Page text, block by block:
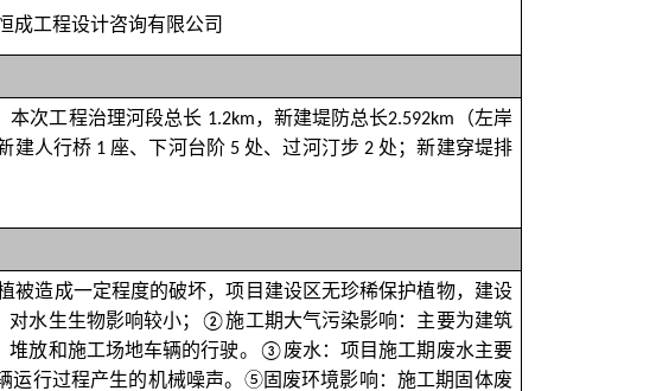
成工程设计咨询有限公司
本次工程治理河段总长 1.2km，新建堤防总长2.592km
（左岸
建人行桥 1 座、下河台阶 5 处、过河汀步 2 处；新建穿堤排
被造成一定程度的破坏，项目建设区无珍稀保护植物，建设
水生生物影响较小；
②施工期大气污染影响：主要为建筑
放和施工场地车辆的行驶。
③废水：项目施工期废水主要
行过程产生的机械噪声。 ⑤固废环境影响：施工期固体废